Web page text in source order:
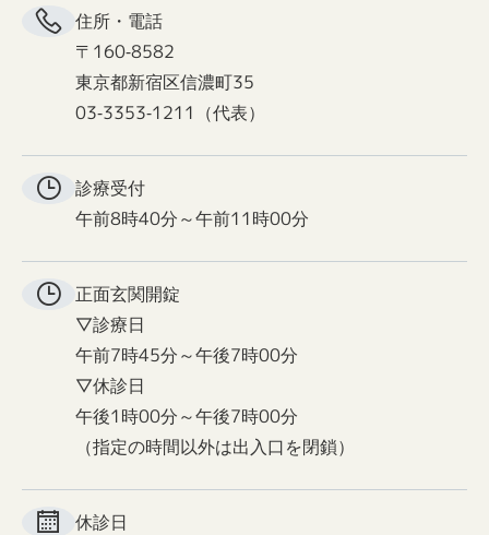
住所・電話
〒160-8582
東京都新宿区信濃町35
03-3353-1211（代表）
診療受付
午前8時40分～午前11時00分
正面玄関開錠
▽診療日
午前7時45分～午後7時00分
▽休診日
午後1時00分～午後7時00分
（指定の時間以外は出入口を閉鎖）
休診日